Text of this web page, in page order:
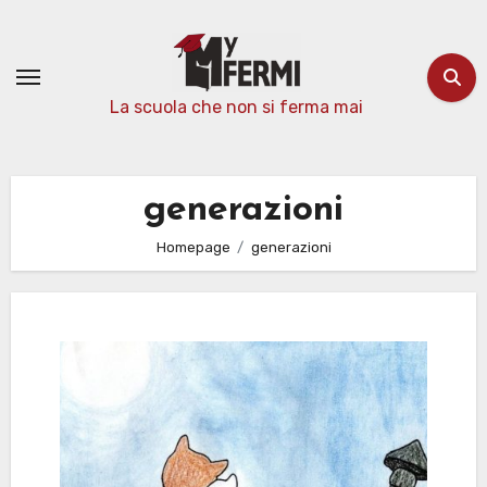
contenuto
La scuola che non si ferma mai
generazioni
Homepage generazioni